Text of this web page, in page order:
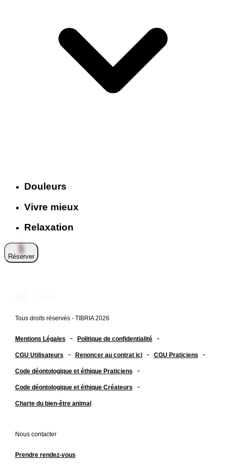
Douleurs
Vivre mieux
Relaxation
Réserver
Tous droits réservés - TIBRIA 2026
Mentions Légales - Politique de confidentialité -
CGU Utilisateurs - Renoncer au contrat ici - CGU Praticiens -
Code déontologique et éthique Praticiens -
Code déontologique et éthique Créateurs -
Charte du bien-être animal
Nous contacter
Prendre rendez-vous